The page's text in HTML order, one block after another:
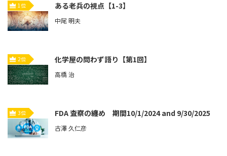
1位 ある老兵の視点【1-3】
中尾 明夫
2位 化学屋の問わず語り【第1回】
高橋 治
3位 FDA 査察の纏め 期間10/1/2024 and 9/30/2025
古澤 久仁彦